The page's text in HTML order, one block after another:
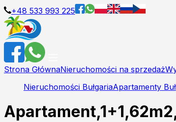
+48 533 993 225
Strona GłównaNieruchomości na sprzedaż
Nieruchomości BułgariaApartamenty